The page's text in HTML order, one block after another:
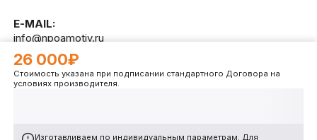
26 000₽
Стоимость указана при подписании стандартного Договора на
условиях производителя.
Изготавливаем по индивидуальным параметрам. Для
E-MAIL:
info@npoamotiv.ru
Разработано вWEBCETERA